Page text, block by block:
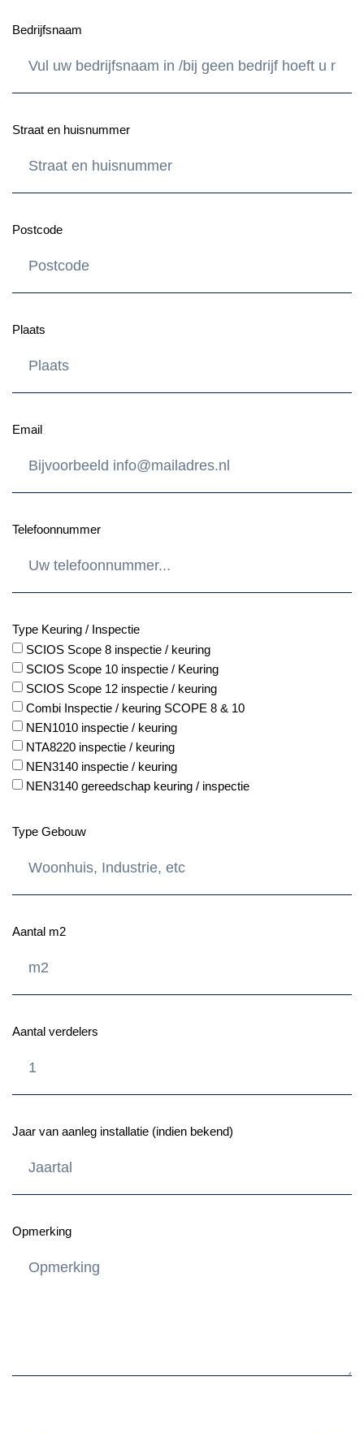
Bedrijfsnaam
Straat en huisnummer
Postcode
Plaats
Email
Telefoonnummer
Type Keuring / Inspectie
SCIOS Scope 8 inspectie / keuring
SCIOS Scope 10 inspectie / Keuring
SCIOS Scope 12 inspectie / keuring
Combi Inspectie / keuring SCOPE 8 & 10
NEN1010 inspectie / keuring
NTA8220 inspectie / keuring
NEN3140 inspectie / keuring
NEN3140 gereedschap keuring / inspectie
Type Gebouw
Aantal m2
Aantal verdelers
Jaar van aanleg installatie (indien bekend)
Opmerking